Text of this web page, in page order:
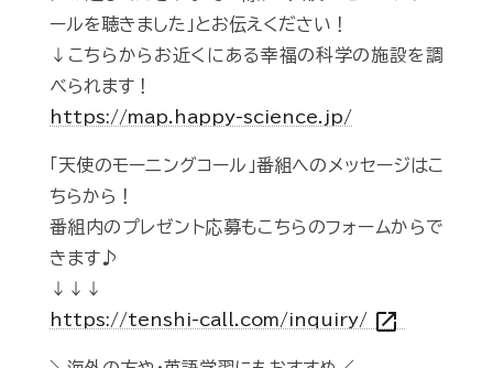
ールを聴きました」とお伝えください！
↓こちらからお近くにある幸福の科学の施設を調
べられます！
https://map.happy-science.jp/
「天使のモーニングコール」番組へのメッセージはこ
ちらから！
番組内のプレゼント応募もこちらのフォームからで
きます♪
↓↓↓
https://tenshi-call.com/inquiry/ open_in_new